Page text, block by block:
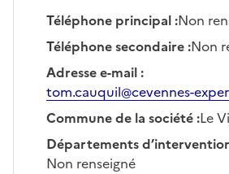
Téléphone principal:Non
Téléphone secondaire:Non
Adresse e-mail:
tom.cauquil@cevennes-
Commune de la société:Le
Départements
Non renseigné